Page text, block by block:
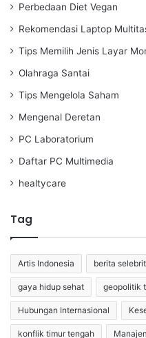
Perbedaan Diet Vegan
Rekomendasi Laptop
Tips Memilih Jenis Layar
Olahraga Santai
Tips Mengelola Saham
Mengenal Deretan
PC Laboratorium
Daftar PC Multimedia
healtycare
Tag
Artis Indonesia berita
gaya hidup sehat geopolitik
Hubungan Internasional
konflik timur tengah